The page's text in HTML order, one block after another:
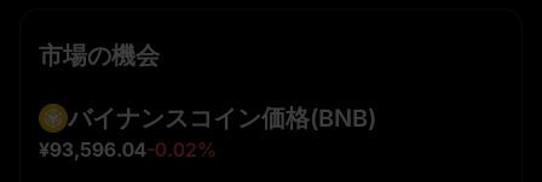
市場の機会
バイナンスコイン価格(BNB)
¥93,596.04-0.02%